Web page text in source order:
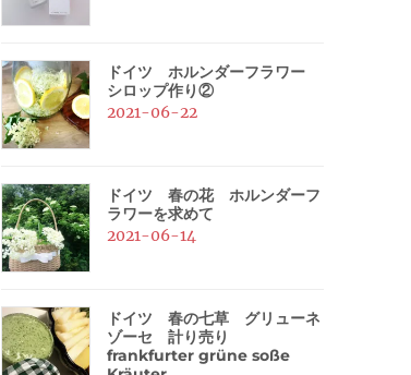
ドイツ ホルンダーフラワー
シロップ作り②
2021-06-22
ドイツ 春の花 ホルンダーフ
ラワーを求めて
2021-06-14
ドイツ 春の七草 グリューネ
ゾーセ 計り売り
frankfurter grüne soße